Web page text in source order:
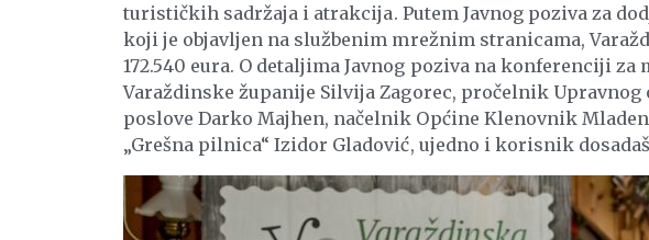
turističkih sadržaja i atrakcija. Putem Javnog poziva za
koji je objavljen na službenim mrežnim stranicama,
172.540 eura. O detaljima Javnog poziva na konferenciji
Varaždinske županije Silvija Zagorec, pročelnik Upravnog
poslove Darko Majhen, načelnik Općine Klenovnik
„Grešna pilnica“ Izidor Gladović, ujedno i korisnik